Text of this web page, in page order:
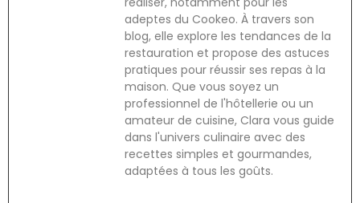
adeptes du Cookeo. À travers son
blog, elle explore les tendances de la
restauration et propose des astuces
pratiques pour réussir ses repas à la
maison. Que vous soyez un
professionnel de l'hôtellerie ou un
amateur de cuisine, Clara vous guide
dans l'univers culinaire avec des
recettes simples et gourmandes,
adaptées à tous les goûts.